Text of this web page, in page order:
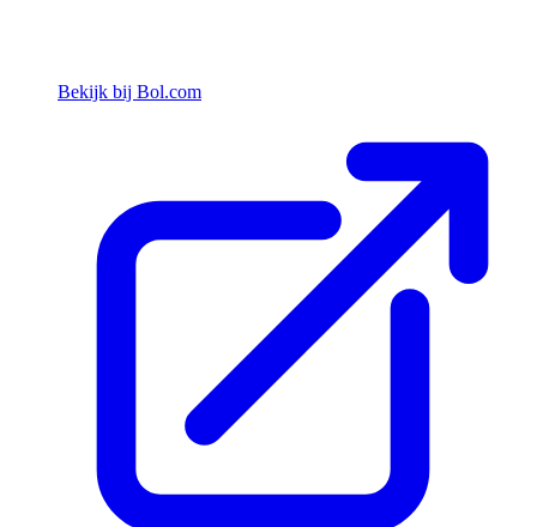
Bekijk bij Bol.com